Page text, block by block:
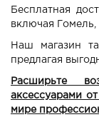
Бесплатная
включая Гомель,
Наш магазин
предлагая
Расширьте
аксессуарами
мире